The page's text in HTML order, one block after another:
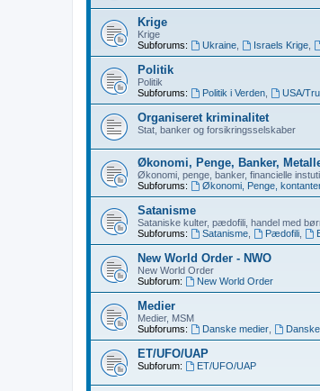
Krige
Krige
Subforums:
Ukraine, Israels Krige,
Politik
Politik
Subforums:
Politik i Verden, USA/
Organiseret kriminalitet
Stat, banker og forsikringsselskaber
Økonomi, Penge, Banker,
Økonomi, penge, banker, financielle
Subforums:
Økonomi, Penge,
Satanisme
Sataniske kulter, pædofili, handel med
Subforums:
Satanisme, Pædofili,
New World Order - NWO
New World Order
Subforum:
New World Order
Medier
Medier, MSM
Subforums:
Danske medier,
ET/UFO/UAP
Subforum: ET/UFO/UAP